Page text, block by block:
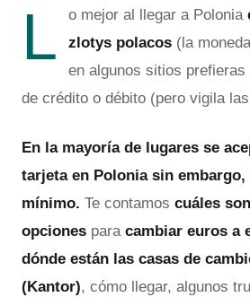
L o mejor al llegar a Polonia
zlotys polacos (la
en algunos sitios
de crédito o débito (pero vigila
En la mayoría de lugares se
tarjeta en Polonia sin
mínimo. Te contamos cuáles
opciones para cambiar euros a
dónde están las casas de
(Kantor), cómo llegar, algunos